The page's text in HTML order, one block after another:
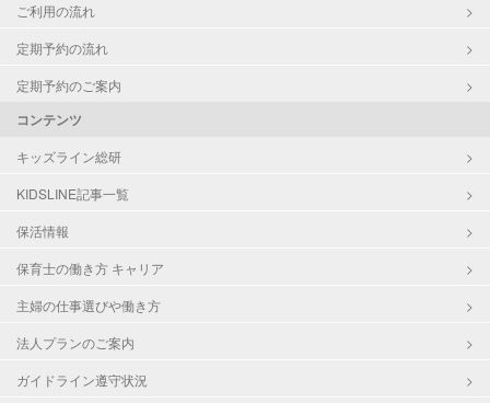
ご利用の流れ
定期予約の流れ
定期予約のご案内
コンテンツ
キッズライン総研
KIDSLINE記事一覧
保活情報
保育士の働き方 キャリア
主婦の仕事選びや働き方
法人プランのご案内
ガイドライン遵守状況